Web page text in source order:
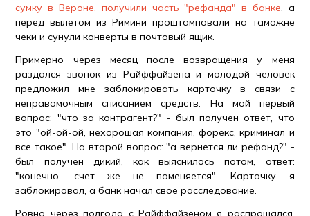
сумку в Вероне, получили часть "рефанда" в банке, а
перед вылетом из Римини проштамповали на таможне
чеки и сунули конверты в почтовый ящик.
Примерно через месяц после возвращения у меня
раздался звонок из Райффайзена и молодой человек
предложил мне заблокировать карточку в связи с
неправомочным списанием средств. На мой первый
вопрос: "что за контрагент?" - был получен ответ, что
это "ой-ой-ой, нехорошая компания, форекс, криминал и
все такое". На второй вопрос: "а вернется ли рефанд?" -
был получен дикий, как выяснилось потом, ответ:
"конечно, счет же не поменяется". Карточку я
заблокировал, а банк начал свое расследование.
Ровно через полгода с Райффайзеном я распрощался.